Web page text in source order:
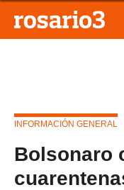
INFORMACIÓN GENERAL
Bolsonaro